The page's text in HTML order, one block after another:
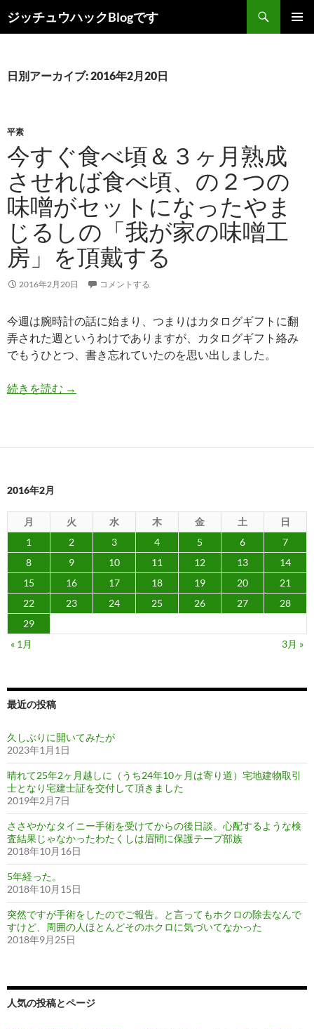
ン
ツ
キ
プ
ジッチュウハックBlogです
索
日別アーカイブ: 2016年2月20日
平素
今すぐ食べ頃＆３ヶ月熟成
させれば食べ頃、の２つの
味噌がセットになったやま
じるしの「我が家の味噌工
房」を頂戴する
2016年2月20日 コメントする
今週は腕時計の話に始まり、つまりはカタログギフトに翻
弄された週というわけでありますが、カタログギフト絡み
でもうひとつ、書き忘れていたのを思い出しました。
続きを読む 今すぐ食べ頃＆３ヶ月熟成させれば食べ頃、の
→
2016年2月
月 火 水 木 金 土
日
1
2 3 4 5 6
7
8
9 10 11 12 13
14
15
16 17 18 19 20
21
22
23 24 25 26 27
28
29
« 1月
3月 »
最近の投稿
久しぶりに開いてみたが
2023年1月1日
晴れて25年2ヶ月越しに（うち24年10ヶ月は寄り道）宅地建物取引
士となり宅建士証を交付して頂きました
2019年2月7日
ささやかなタイニー手術を受けてからの後日談。心配するような検
査結果じゃなかったわたくしは眉間に保護テープ部族
2018年10月16日
5年経った。
2018年10月15日
突然ですが手術をしたのでご報告。と言ってもホクロの除去なんで
すけど、周囲の人ほとんどそのホクロに気づいてなかった
2018年9月25日
人気の投稿とページ